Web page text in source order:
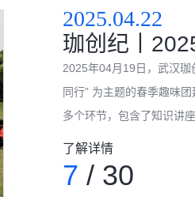
2025.04.22
珈创纪丨
2025年04月19日，武汉珈
同行” 为主题的春季趣味团建
多个环节，包含了知识讲
定时间内完成一系列挑战
作能力。现场气氛紧张热烈
动游戏活动中，公司特别
了解详情
7 / 30